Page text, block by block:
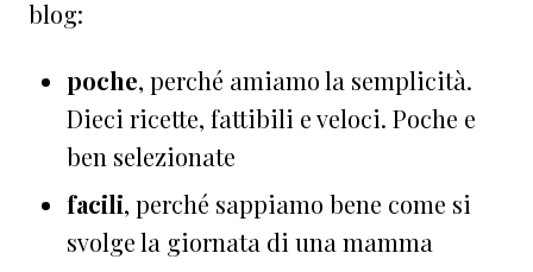
blog:
poche, perché amiamo la semplicità.
Dieci ricette, fattibili e veloci. Poche e
ben selezionate
facili, perché sappiamo bene come si
svolge la giornata di una mamma